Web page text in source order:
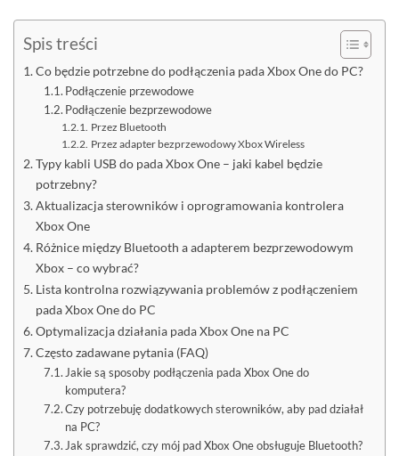
Spis treści
Co będzie potrzebne do podłączenia pada Xbox One do PC?
Podłączenie przewodowe
Podłączenie bezprzewodowe
Przez Bluetooth
Przez adapter bezprzewodowy Xbox Wireless
Typy kabli USB do pada Xbox One – jaki kabel będzie
potrzebny?
Aktualizacja sterowników i oprogramowania kontrolera
Xbox One
Różnice między Bluetooth a adapterem bezprzewodowym
Xbox – co wybrać?
Lista kontrolna rozwiązywania problemów z podłączeniem
pada Xbox One do PC
Optymalizacja działania pada Xbox One na PC
Często zadawane pytania (FAQ)
Jakie są sposoby podłączenia pada Xbox One do
komputera?
Czy potrzebuję dodatkowych sterowników, aby pad działał
na PC?
Jak sprawdzić, czy mój pad Xbox One obsługuje Bluetooth?